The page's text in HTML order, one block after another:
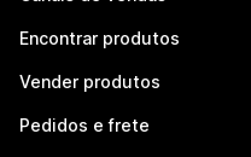
Encontrar produtos
Vender produtos
Pedidos e frete